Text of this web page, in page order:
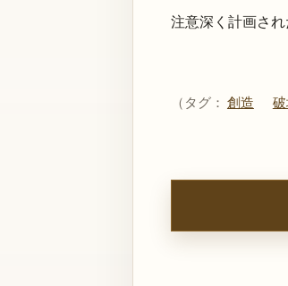
注意深く計画され
（タグ： 創造